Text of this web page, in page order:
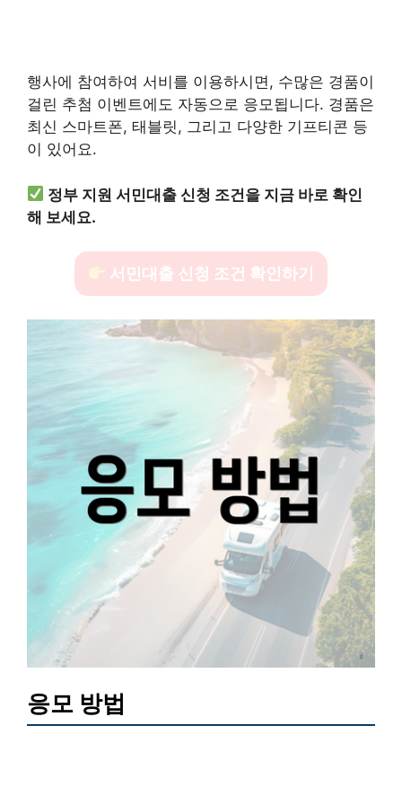
행사에 참여하여 서비를 이용하시면, 수많은 경품이
걸린 추첨 이벤트에도 자동으로 응모됩니다. 경품은
최신 스마트폰, 태블릿, 그리고 다양한 기프티콘 등
이 있어요.
정부 지원 서민대출 신청 조건을 지금 바로 확인
해 보세요.
서민대출 신청 조건 확인하기
응모 방법